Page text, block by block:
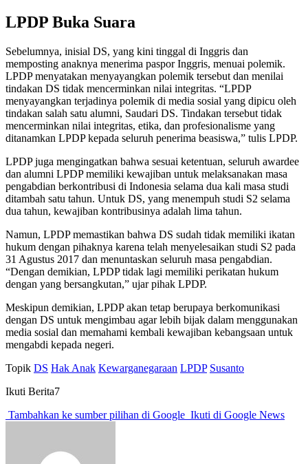
LPDP Buka Suara
Sebelumnya, inisial DS, yang kini tinggal di Inggris dan
memposting anaknya menerima paspor Inggris, menuai polemik.
LPDP menyatakan menyayangkan polemik tersebut dan menilai
tindakan DS tidak mencerminkan nilai integritas. “LPDP
menyayangkan terjadinya polemik di media sosial yang dipicu oleh
tindakan salah satu alumni, Saudari DS. Tindakan tersebut tidak
mencerminkan nilai integritas, etika, dan profesionalisme yang
ditanamkan LPDP kepada seluruh penerima beasiswa,” tulis LPDP.
LPDP juga mengingatkan bahwa sesuai ketentuan, seluruh awardee
dan alumni LPDP memiliki kewajiban untuk melaksanakan masa
pengabdian berkontribusi di Indonesia selama dua kali masa studi
ditambah satu tahun. Untuk DS, yang menempuh studi S2 selama
dua tahun, kewajiban kontribusinya adalah lima tahun.
Namun, LPDP memastikan bahwa DS sudah tidak memiliki ikatan
hukum dengan pihaknya karena telah menyelesaikan studi S2 pada
31 Agustus 2017 dan menuntaskan seluruh masa pengabdian.
“Dengan demikian, LPDP tidak lagi memiliki perikatan hukum
dengan yang bersangkutan,” ujar pihak LPDP.
Meskipun demikian, LPDP akan tetap berupaya berkomunikasi
dengan DS untuk mengimbau agar lebih bijak dalam menggunakan
media sosial dan memahami kembali kewajiban kebangsaan untuk
mengabdi kepada negeri.
Topik DS Hak Anak Kewarganegaraan LPDP Susanto
Ikuti Berita7
Tambahkan ke sumber pilihan di Google Ikuti di Google News